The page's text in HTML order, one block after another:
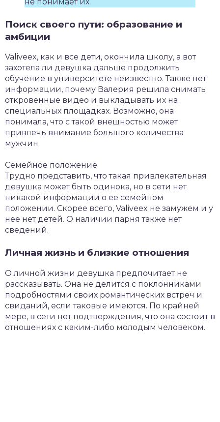
Поиск своего пути: образование и
амбиции
Valiveex, как и все дети, окончила школу, а вот
захотела ли девушка дальше продолжить
обучение в университете неизвестно. Также нет
информации, почему Валерия решила снимать
откровенные видео и выкладывать их на
специальных площадках. Возможно, она
понимала, что с такой внешностью может
привлечь внимание большого количества
мужчин.
Семейное положение
Трудно представить, что такая привлекательная
девушка может быть одинока, но в сети нет
никакой информации о ее семейном
положении. Скорее всего, Valiveex не замужем и у
нее нет детей. О наличии парня также нет
сведений.
Личная жизнь и близкие отношения
О личной жизни девушка предпочитает не
рассказывать. Она не делится с поклонниками
подробностями своих романтических встреч и
свиданий, если таковые имеются. По крайней
мере, в сети нет подтверждения, что она состоит в
отношениях с каким-либо молодым человеком.